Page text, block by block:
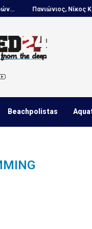
Πανιώνιος, Νίκος
Beachpolistas